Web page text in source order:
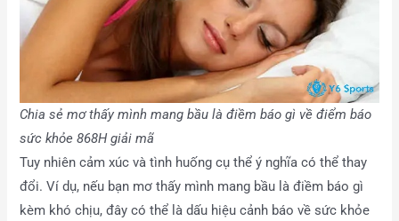
Chia sẻ mơ thấy mình mang bầu là điềm báo gì về điểm báo
sức khỏe 868H giải mã
Tuy nhiên cảm xúc và tình huống cụ thể ý nghĩa có thể thay
đổi. Ví dụ, nếu bạn mơ thấy mình mang bầu là điềm báo gì
kèm khó chịu, đây có thể là dấu hiệu cảnh báo về sức khỏe